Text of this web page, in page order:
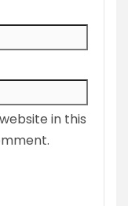
in this